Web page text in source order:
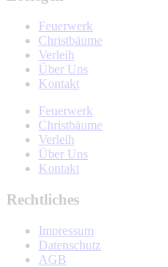
Feuerwerk
Christbäume
Verleih
Über Uns
Kontakt
Feuerwerk
Christbäume
Verleih
Über Uns
Kontakt
Rechtliches
Impressum
Datenschutz
AGB